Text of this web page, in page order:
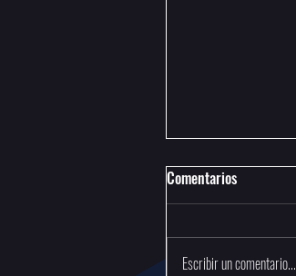
Comentarios
Escribir un comentario...